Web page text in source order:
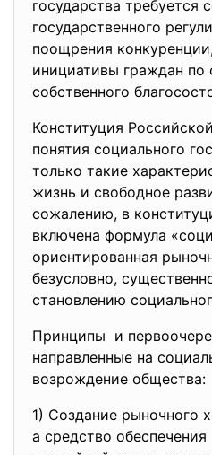
государства требуется
государственного
поощрения
инициативы граждан по
собственного
Конституция
понятия социального
только такие
жизнь и свободное
сожалению, в
включена формула
ориентированная
безусловно,
становлению
Принципы и
направленные на
возрождение общества:
1) Создание рыночного
а средство обеспечения